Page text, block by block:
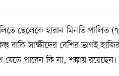
ছেলেকে হারান মিনতি পালিত
বাকি সাক্ষীদের বেশির ভাগই
যেতে পারেন কি না, শঙ্কায় রয়েছেন।